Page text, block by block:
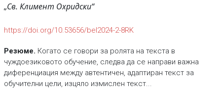
„Св. Климент Охридски“
https://doi.org/10.53656/bel2024-2-8RK
Резюме. Когато се говори за ролята на текста в
чуждоезиковото обучение, следва да се направи важна
диференциация между aвтентичен, адаптиран текст за
обучителни цели, изцяло измислен текст...